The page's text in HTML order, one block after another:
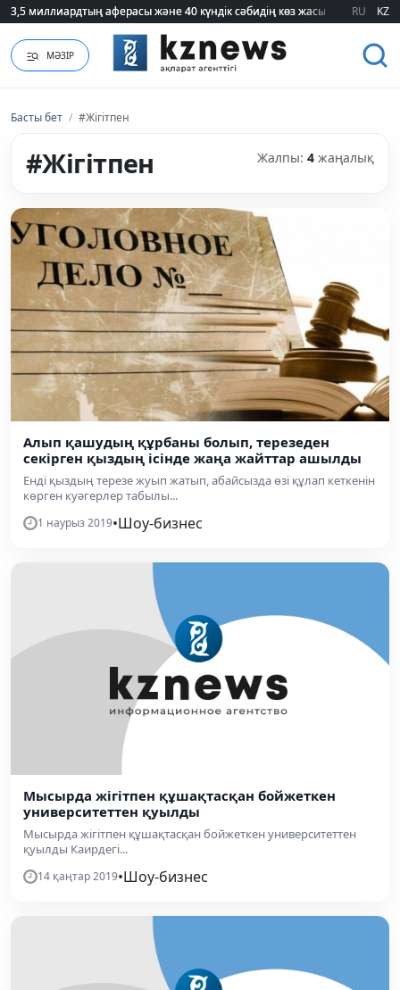
3,5 миллиардтың аферасы және 40 күндік сәбидің көз жасы:
3,5 миллиардтың аферасы және 40 күндік сәбидің көз жасы: RU KZ
МӘЗІР
Басты бет / #Жігітпен
#Жігітпен Жалпы: 4 жаңалық
Алып қашудың құрбаны болып, терезеден
секірген қыздың ісінде жаңа жайттар ашылды
Енді қыздың терезе жуып жатып, абайсызда өзі құлап кеткенін
көрген куәгерлер табылы...
1 наурыз 2019•Шоу-бизнес
​Мысырда жігітпен құшақтасқан бойжеткен
университеттен қуылды
​Мысырда жігітпен құшақтасқан бойжеткен университеттен
қуылды Каирдегі...
14 қаңтар 2019•Шоу-бизнес